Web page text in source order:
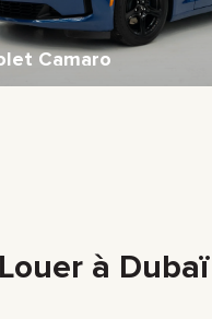
Camaro
à Dubaï